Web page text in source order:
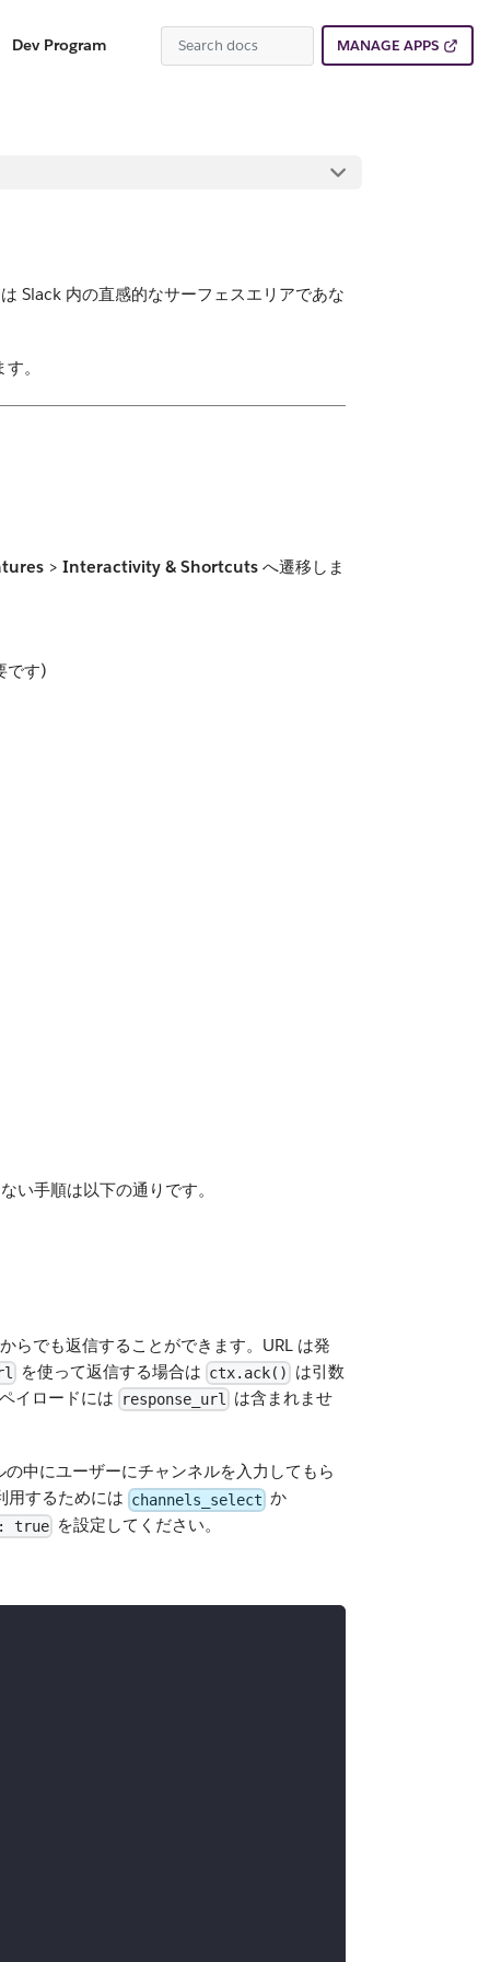
Dev Program MANAGE APPS
Slack 内の直感的なサーフェスエリアであな
。
> Interactivity & Shortcuts へ遷移しま
です)
い手順は以下の通りです。
らでも返信することができます。URL は発
を使って返信する場合は ctx.ack()
は引数
イロードには response_url は含まれませ
中にユーザーにチャンネルを入力してもら
用するためには channels_select か
true を設定してください。